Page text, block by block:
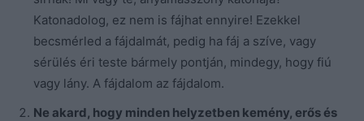
Katonadolog, ez nem is fájhat ennyire! Ezekkel
becsmérled a fájdalmát, pedig ha fáj a szíve, vagy
sérülés éri teste bármely pontján, mindegy, hogy fiú
vagy lány. A fájdalom az fájdalom.
Ne akard, hogy minden helyzetben kemény, erős és